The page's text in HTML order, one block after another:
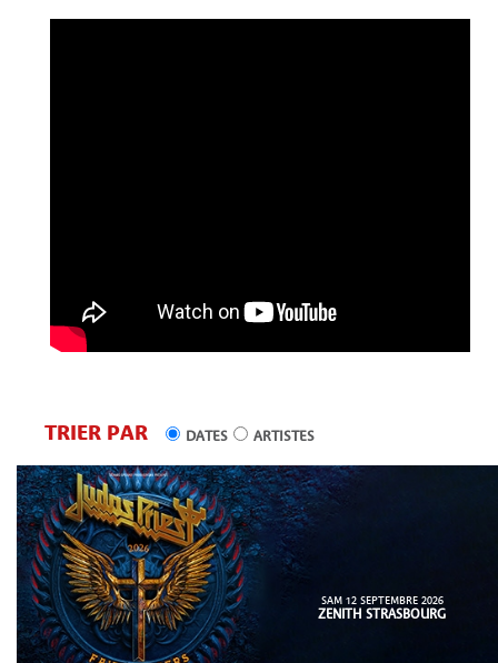
TRIER PAR DATES ARTISTES
SAM 12 SEPTEMBRE 2026
ZENITH STRASBOURG